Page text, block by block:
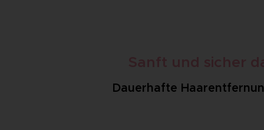
Dauerhafte